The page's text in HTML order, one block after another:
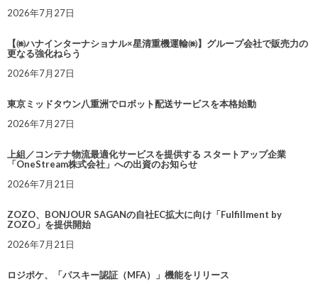
2026年7月27日
【㈱ハナインターナショナル×星清重機運輸㈱】グループ会社で販売力の
更なる強化ねらう
2026年7月27日
東京ミッドタウン八重洲でロボット配送サービスを本格始動
2026年7月27日
上組／コンテナ物流最適化サービスを提供する スタートアップ企業
「OneStream株式会社」への出資のお知らせ
2026年7月21日
ZOZO、BONJOUR SAGANの自社EC拡大に向け「Fulfillment by
ZOZO」を提供開始
2026年7月21日
ロジポケ、「パスキー認証（MFA）」機能をリリース